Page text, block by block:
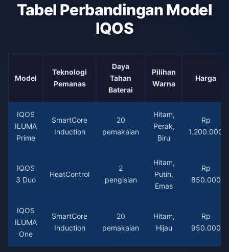
Tabel Perbandingan Model
IQOS
Model
Teknologi
Pemanas
Daya
Tahan
Baterai
Pilihan
Warna
Harga
IQOS
ILUMA
Prime
SmartCore
Induction
20
pemakaian
Hitam,
Perak,
Biru
Rp
1.200.000
IQOS
3 Duo
HeatControl
2
pengisian
Hitam,
Putih,
Emas
Rp
850.000
IQOS
ILUMA
One
SmartCore
Induction
20
pemakaian
Hitam,
Hijau
Rp
950.000